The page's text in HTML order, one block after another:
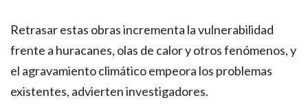
Retrasar estas obras incrementa la vulnerabilidad
frente a huracanes, olas de calor y otros fenómenos, y
el agravamiento climático empeora los problemas
existentes, advierten investigadores.